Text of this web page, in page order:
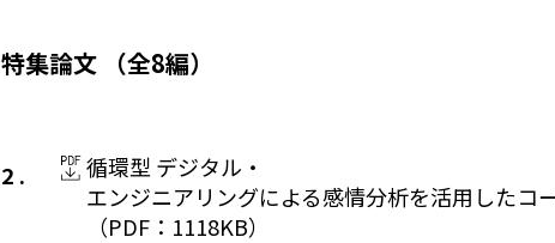
特集論文 （全8編）
循環型 デジタル・
エンジニアリングによる感情分析を活用した
（PDF：1118KB）